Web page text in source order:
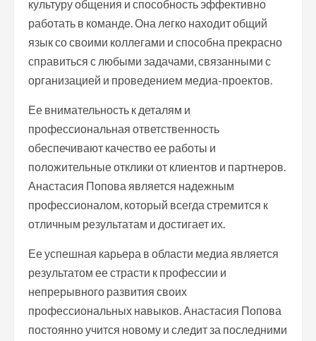
культуру общения и способность эффективно
работать в команде. Она легко находит общий
язык со своими коллегами и способна прекрасно
справиться с любыми задачами, связанными с
организацией и проведением медиа-проектов.
Ее внимательность к деталям и
профессиональная ответственность
обеспечивают качество ее работы и
положительные отклики от клиентов и партнеров.
Анастасия Попова является надежным
профессионалом, который всегда стремится к
отличным результатам и достигает их.
Ее успешная карьера в области медиа является
результатом ее страсти к профессии и
непрерывного развития своих
профессиональных навыков. Анастасия Попова
постоянно учится новому и следит за последними